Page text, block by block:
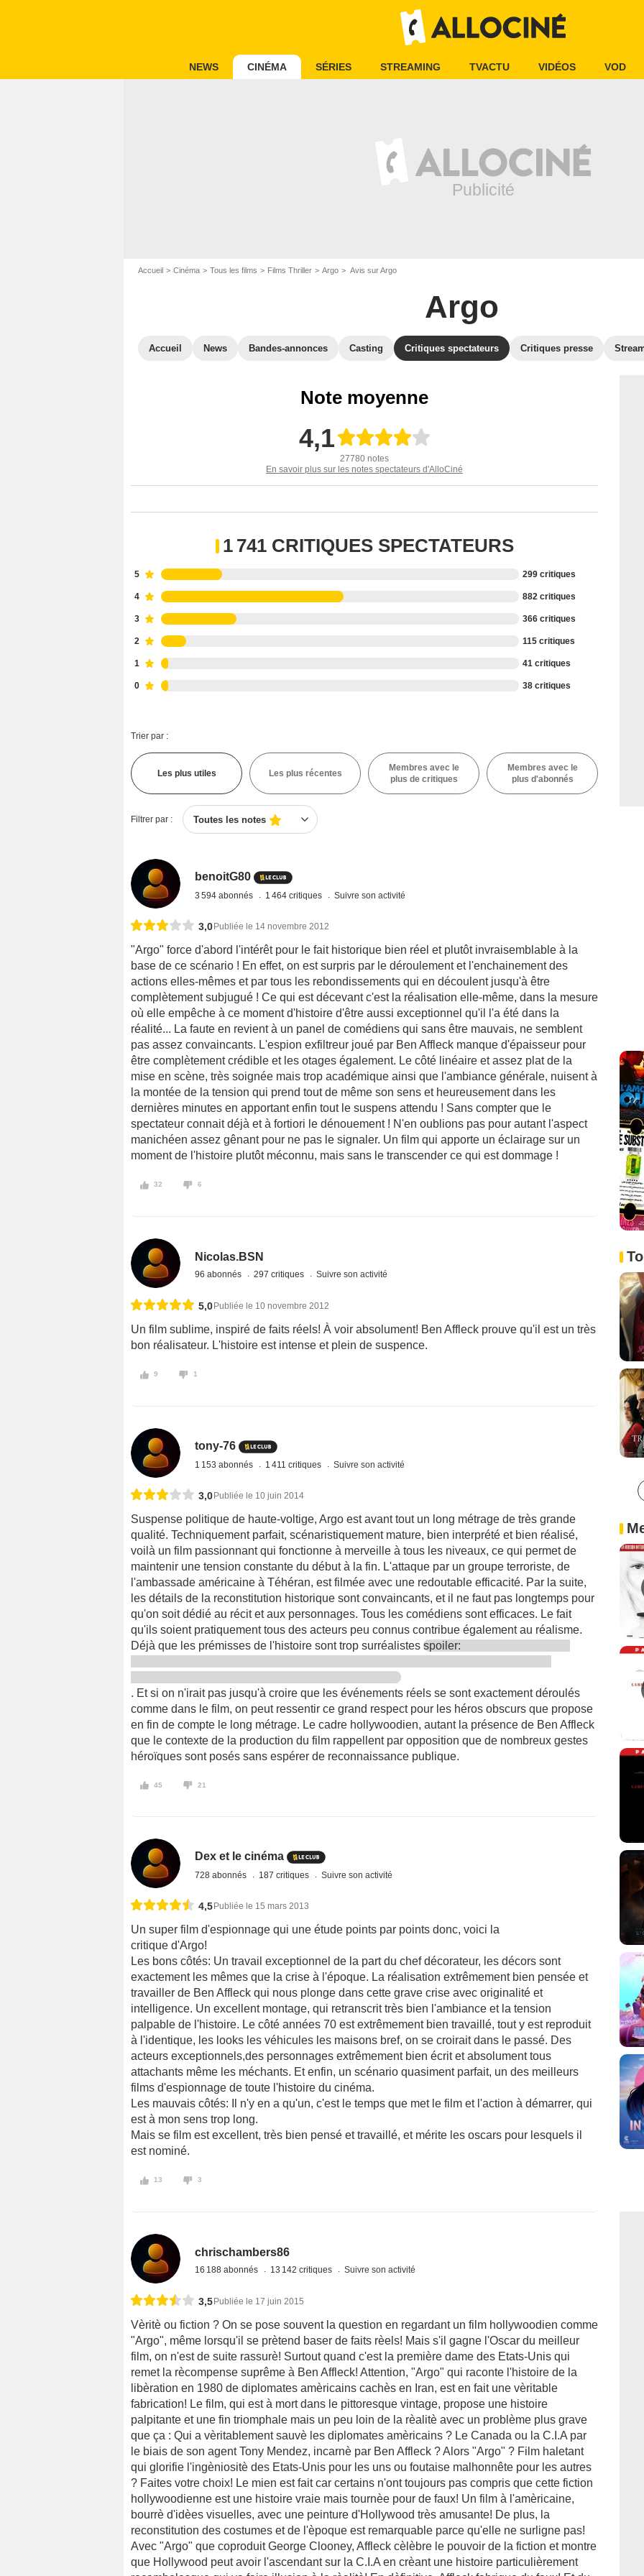
NEWS CINÉMA SÉRIES STREAMING TVACTU VIDÉOS VOD
Accueil Cinéma Tous les films Films Thriller Argo Avis sur Argo
Argo
Accueil News Bandes-annonces Casting Critiques spectateurs Critiques presse
Note moyenne
4,1
27780 notes
En savoir plus sur les notes spectateurs d'AlloCiné
1 741 CRITIQUES SPECTATEURS
5 299 critiques
4 882 critiques
3 366 critiques
2 115 critiques
1 41 critiques
0 38 critiques
Trier par :
Les plus utiles Les plus récentes
Membres avec le
plus de critiques
Membres avec le
plus d'abonnés
Filtrer par : Toutes les notes
benoitG80
3 594 abonnés 1 464 critiques Suivre son activité
3,0 Publiée le 14 novembre 2012
"Argo" force d'abord l'intérêt pour le fait historique bien réel et plutôt invraisemblable à la
base de ce scénario ! En effet, on est surpris par le déroulement et l'enchainement des
actions elles-mêmes et par tous les rebondissements qui en découlent jusqu'à être
complètement subjugué ! Ce qui est décevant c'est la réalisation elle-même, dans la mesure
où elle empêche à ce moment d'histoire d'être aussi exceptionnel qu'il l'a été dans la
réalité... La faute en revient à un panel de comédiens qui sans être mauvais, ne semblent
pas assez convaincants. L'espion exfiltreur joué par Ben Affleck manque d'épaisseur pour
être complètement crédible et les otages également. Le côté linéaire et assez plat de la
mise en scène, très soignée mais trop académique ainsi que l'ambiance générale, nuisent à
la montée de la tension qui prend tout de même son sens et heureusement dans les
dernières minutes en apportant enfin tout le suspens attendu ! Sans compter que le
spectateur connait déjà et à fortiori le dénouement ! N'en oublions pas pour autant l'aspect
manichéen assez gênant pour ne pas le signaler. Un film qui apporte un éclairage sur un
moment de l'histoire plutôt méconnu, mais sans le transcender ce qui est dommage !
32 6
Nicolas.BSN
96 abonnés 297 critiques Suivre son activité
5,0Publiée le 10 novembre 2012
Un film sublime, inspiré de faits réels! À voir absolument! Ben Affleck prouve qu'il est un très
bon réalisateur. L'histoire est intense et plein de suspence.
9 1
tony-76
1 153 abonnés 1 411 critiques Suivre son activité
3,0Publiée le 10 juin 2014
Suspense politique de haute-voltige, Argo est avant tout un long métrage de très grande
qualité. Techniquement parfait, scénaristiquement mature, bien interprété et bien réalisé,
voilà un film passionnant qui fonctionne à merveille à tous les niveaux, ce qui permet de
maintenir une tension constante du début à la fin. L'attaque par un groupe terroriste, de
l'ambassade américaine à Téhéran, est filmée avec une redoutable efficacité. Par la suite,
les détails de la reconstitution historique sont convaincants, et il ne faut pas longtemps pour
qu'on soit dédié au récit et aux personnages. Tous les comédiens sont efficaces. Le fait
qu'ils soient pratiquement tous des acteurs peu connus contribue également au réalisme.
Déjà que les prémisses de l'histoire sont trop surréalistes spoiler:
. Et si on n'irait pas jusqu'à croire que les événements réels se sont exactement déroulés
comme dans le film, on peut ressentir ce grand respect pour les héros obscurs que propose
en fin de compte le long métrage. Le cadre hollywoodien, autant la présence de Ben Affleck
que le contexte de la production du film rappellent par opposition que de nombreux gestes
héroïques sont posés sans espérer de reconnaissance publique.
45 21
Dex et le cinéma
728 abonnés 187 critiques Suivre son activité
4,5 Publiée le 15 mars 2013
Un super film d'espionnage qui une étude points par points donc, voici la
critique d'Argo!
Les bons côtés: Un travail exceptionnel de la part du chef décorateur, les décors sont
exactement les mêmes que la crise à l'époque. La réalisation extrêmement bien pensée et
travailler de Ben Affleck qui nous plonge dans cette grave crise avec originalité et
intelligence. Un excellent montage, qui retranscrit très bien l'ambiance et la tension
palpable de l'histoire. Le côté années 70 est extrêmement bien travaillé, tout y est reproduit
à l'identique, les looks les véhicules les maisons bref, on se croirait dans le passé. Des
acteurs exceptionnels,des personnages extrêmement bien écrit et absolument tous
attachants même les méchants. Et enfin, un scénario quasiment parfait, un des meilleurs
films d'espionnage de toute l'histoire du cinéma.
Les mauvais côtés: Il n'y en a qu'un, c'est le temps que met le film et l'action à démarrer, qui
est à mon sens trop long.
Mais se film est excellent, très bien pensé et travaillé, et mérite les oscars pour lesquels il
est nominé.
13 3
chrischambers86
16 188 abonnés 13 142 critiques Suivre son activité
3,5 Publiée le 17 juin 2015
Vèritè ou fiction ? On se pose souvent la question en regardant un film hollywoodien comme
"Argo", même lorsqu'il se prètend baser de faits rèels! Mais s'il gagne l'Oscar du meilleur
film, on n'est de suite rassurè! Surtout quand c'est la première dame des Etats-Unis qui
remet la rècompense suprême à Ben Affleck! Attention, "Argo" qui raconte l'histoire de la
libèration en 1980 de diplomates amèricains cachès en Iran, est en fait une vèritable
fabrication! Le film, qui est à mort dans le pittoresque vintage, propose une histoire
palpitante et une fin triomphale mais un peu loin de la rèalitè avec un problème plus grave
que ça : Qui a vèritablement sauvè les diplomates amèricains ? Le Canada ou la C.I.A par
le biais de son agent Tony Mendez, incarnè par Ben Affleck ? Alors "Argo" ? Film haletant
qui glorifie l'ingèniositè des Etats-Unis pour les uns ou foutaise malhonnête pour les autres
? Faites votre choix! Le mien est fait car certains n'ont toujours pas compris que cette fiction
hollywoodienne est une histoire vraie mais tournèe pour de faux! Un film à l'amèricaine,
bourrè d'idèes visuelles, avec une peinture d'Hollywood très amusante! De plus, la
reconstitution des costumes et de l'èpoque est remarquable parce qu'elle ne surligne pas!
Avec "Argo" que coproduit George Clooney, Affleck cèlèbre le pouvoir de la fiction et montre
que Hollywood peut avoir l'ascendant sur la C.I.A en crèant une histoire particulièrement